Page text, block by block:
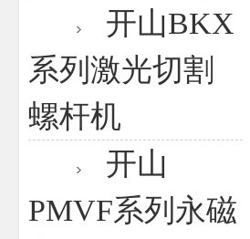
开山BKX
系列激光切割
螺杆机
开山
PMVF系列永磁